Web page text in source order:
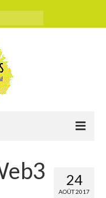
24
AOÛT 2017